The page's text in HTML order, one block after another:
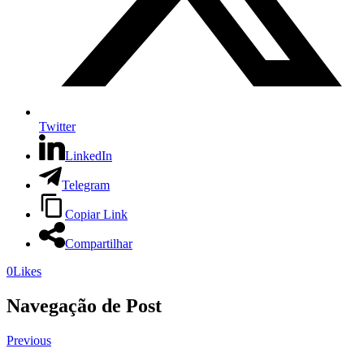
Twitter
LinkedIn
Telegram
Copiar Link
Compartilhar
0Likes
Navegação de Post
Previous